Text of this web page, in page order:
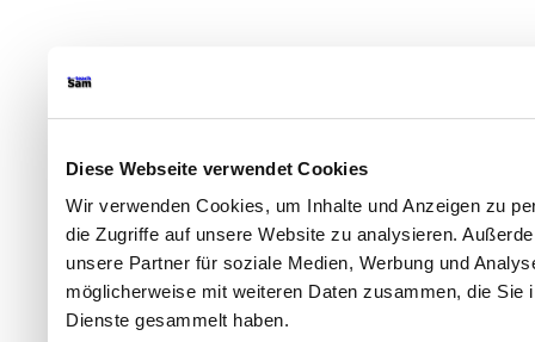
Diese Webseite verwendet Cookies
Wir verwenden Cookies, um Inhalte und Anzeigen zu
die Zugriffe auf unsere Website zu analysieren.
unsere Partner für soziale Medien, Werbung und
möglicherweise mit weiteren Daten zusammen, die
Dienste gesammelt haben.